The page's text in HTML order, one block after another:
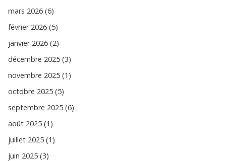
mars 2026 (6)
février 2026 (5)
janvier 2026 (2)
décembre 2025 (3)
novembre 2025 (1)
octobre 2025 (5)
septembre 2025 (6)
août 2025 (1)
juillet 2025 (1)
juin 2025 (3)